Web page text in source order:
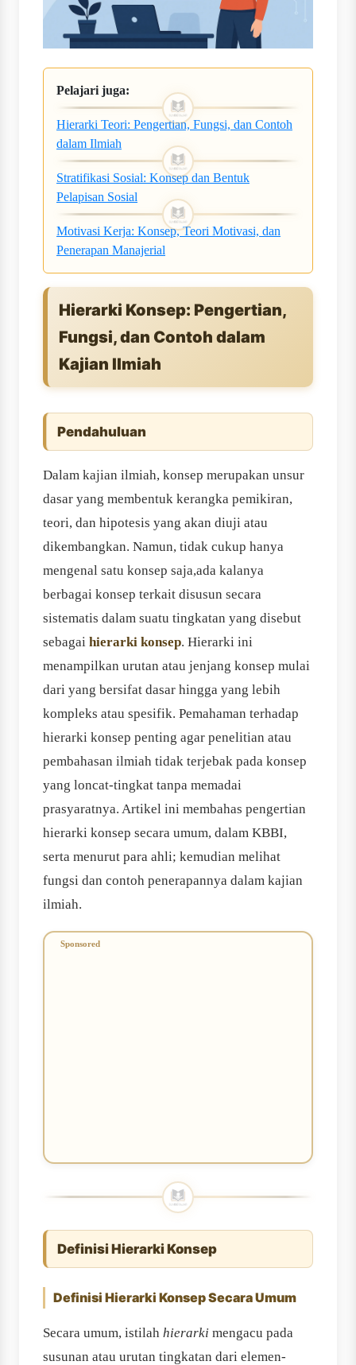
Pelajari juga:
Hierarki Teori: Pengertian, Fungsi, dan Contoh
dalam Ilmiah
Stratifikasi Sosial: Konsep dan Bentuk
Pelapisan Sosial
Motivasi Kerja: Konsep, Teori Motivasi, dan
Penerapan Manajerial
Hierarki Konsep: Pengertian,
Fungsi, dan Contoh dalam
Kajian Ilmiah
Pendahuluan
Dalam kajian ilmiah, konsep merupakan unsur
dasar yang membentuk kerangka pemikiran,
teori, dan hipotesis yang akan diuji atau
dikembangkan. Namun, tidak cukup hanya
mengenal satu konsep saja,ada kalanya
berbagai konsep terkait disusun secara
sistematis dalam suatu tingkatan yang disebut
sebagai hierarki konsep. Hierarki ini
menampilkan urutan atau jenjang konsep mulai
dari yang bersifat dasar hingga yang lebih
kompleks atau spesifik. Pemahaman terhadap
hierarki konsep penting agar penelitian atau
pembahasan ilmiah tidak terjebak pada konsep
yang loncat-tingkat tanpa memadai
prasyaratnya. Artikel ini membahas pengertian
hierarki konsep secara umum, dalam KBBI,
serta menurut para ahli; kemudian melihat
fungsi dan contoh penerapannya dalam kajian
ilmiah.
Definisi Hierarki Konsep
Definisi Hierarki Konsep Secara Umum
Secara umum, istilah hierarki mengacu pada
susunan atau urutan tingkatan dari elemen-